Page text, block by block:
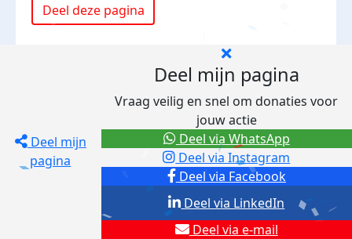
Deel deze pagina
Deel mijn
pagina
Deel mijn pagina
Vraag veilig en snel om donaties voor
jouw actie
Deel via Facebook
Deel via Instagram
Deel via e-mail
Deel via LinkedIn
Deel via WhatsApp